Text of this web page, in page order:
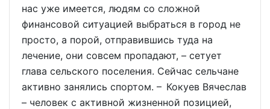
нас уже имеется, людям со сложной
финансовой ситуацией выбраться в город не
просто, а порой, отправившись туда на
лечение, они совсем пропадают, – сетует
глава сельского поселения. Сейчас сельчане
активно занялись спортом. – Кокуев Вячеслав
– человек с активной жизненной позицией,